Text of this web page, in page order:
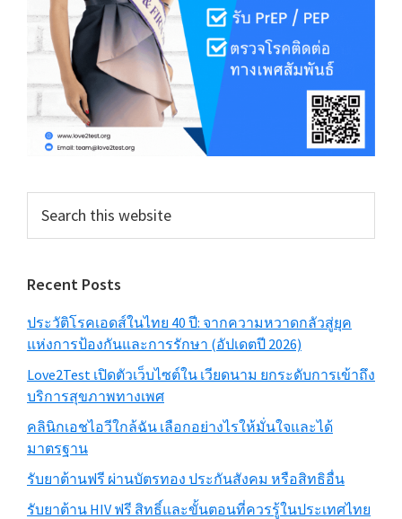
this
Recent Posts
ประวัติโรคเอดส์ในไทย 40 ปี: จากความหวาดกลัวสู่ยุค
แห่งการป้องกันและการรักษา (อัปเดตปี 2026)
Love2Test เปิดตัวเว็บไซต์ใน เวียดนาม ยกระดับการเข้าถึง
บริการสุขภาพทางเพศ
คลินิกเอชไอวีใกล้ฉัน เลือกอย่างไรให้มั่นใจและได้
มาตรฐาน
รับยาต้านฟรี ผ่านบัตรทอง ประกันสังคม หรือสิทธิอื่น
รับยาต้าน HIV ฟรี สิทธิ์และขั้นตอนที่ควรรู้ในประเทศไทย